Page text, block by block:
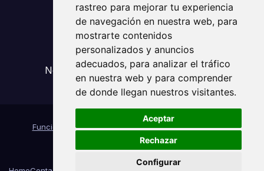
rastreo para mejorar tu experiencia
de navegación en nuestra web, para
mostrarte contenidos
personalizados y anuncios
adecuados, para analizar el tráfico
en nuestra web y para comprender
de donde llegan nuestros visitantes.
Aceptar
Rechazar
Configurar
El Vigía de la
Comunicación
Noticias sobre Transporte y Mudanzas
Funciona gracias a WordPress|Tema: News Way por
Themeansar.